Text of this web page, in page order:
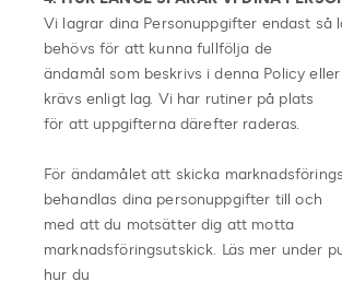
Vi lagrar dina Personuppgifter endast så
behövs för att kunna fullfölja de
ändamål som beskrivs i denna Policy
krävs enligt lag. Vi har rutiner på plats
för att uppgifterna därefter raderas.
För ändamålet att skicka
behandlas dina personuppgifter till och
med att du motsätter dig att motta
marknadsföringsutskick. Läs mer under
hur du